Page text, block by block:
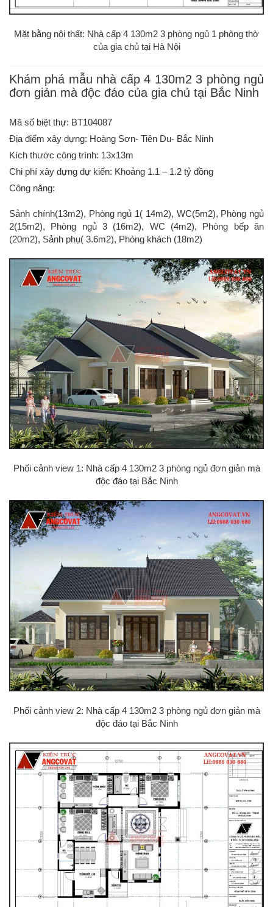
Mặt bằng nội thất: Nhà cấp 4 130m2 3 phòng ngủ 1 phòng thờ
của gia chủ tại Hà Nội
Khám phá mẫu nhà cấp 4 130m2 3 phòng ngủ
đơn giản mà độc đáo của gia chủ tại Bắc Ninh
Mã số biệt thự: BT104087
Địa điểm xây dựng: Hoàng Sơn- Tiên Du- Bắc Ninh
Kích thước công trình: 13x13m
Chi phí xây dựng dự kiến: Khoảng 1.1 – 1.2 tỷ đồng
Công năng:
Sảnh chính(13m2), Phòng ngủ 1( 14m2), WC(5m2), Phòng ngủ
2(15m2), Phòng ngủ 3 (16m2), WC (4m2), Phòng bếp ăn
(20m2), Sảnh phụ( 3.6m2), Phòng khách (18m2)
Phối cảnh view 1: Nhà cấp 4 130m2 3 phòng ngủ đơn giản mà
độc đáo tại Bắc Ninh
Phối cảnh view 2: Nhà cấp 4 130m2 3 phòng ngủ đơn giản mà
độc đáo tại Bắc Ninh